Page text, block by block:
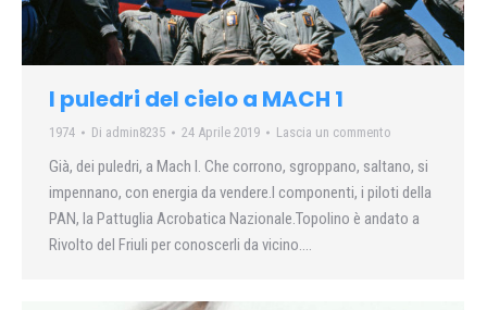
I puledri del cielo a MACH 1
1974 Di admin8235 24 Aprile 2019 Lascia un commento
Già, dei puledri, a Mach I. Che corrono, sgroppano, saltano, si
impennano, con energia da vendere.I componenti, i piloti della
PAN, la Pattuglia Acrobatica Nazionale.Topolino è andato a
Rivolto del Friuli per conoscerli da vicino….